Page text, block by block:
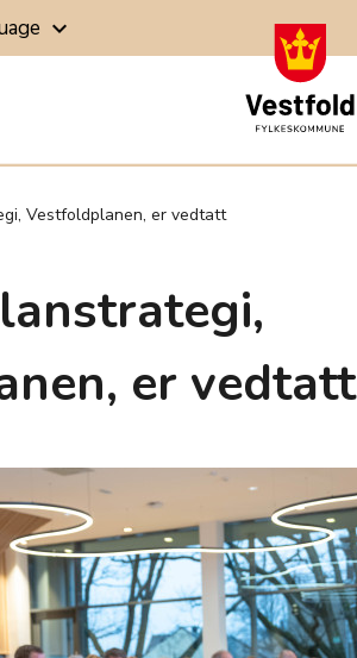
keyboard_arrow_down
Vestfoldplanen, er vedtatt
er vedtatt